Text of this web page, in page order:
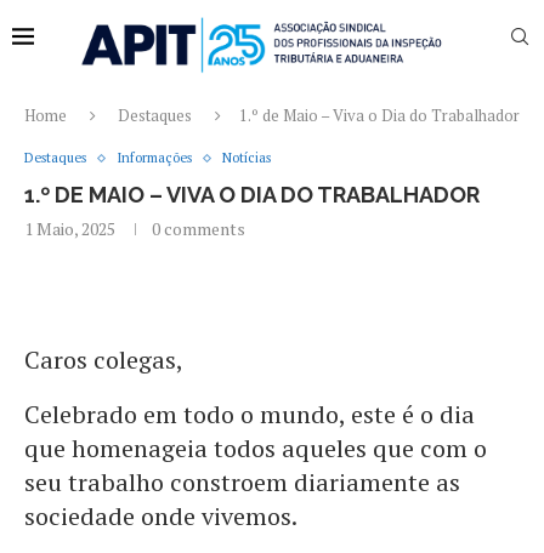
Home Destaques 1.º de Maio – Viva o Dia do Trabalhador
Destaques Informações Notícias
1.º DE MAIO – VIVA O DIA DO TRABALHADOR
1 Maio, 2025 0 comments
Caros colegas,
Celebrado em todo o mundo, este é o dia
que homenageia todos aqueles que com o
seu trabalho constroem diariamente as
sociedade onde vivemos.